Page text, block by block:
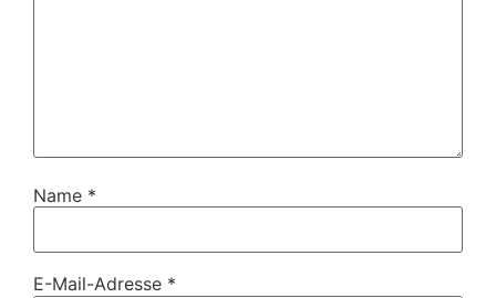
Name *
E-Mail-Adresse *